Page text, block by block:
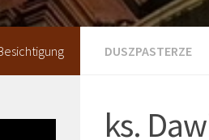
DUSZPASTERZE
ks.